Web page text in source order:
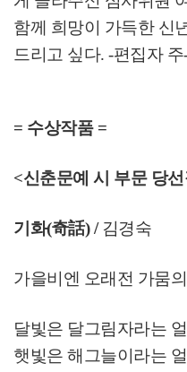
함께 희망이 가득한 신
드리고 싶다. -편집자 주
= 수상작품 =
<신춘문예 시 부문 당
기화(奇話) / 김경숙
가을비엔 오래전 가뭄
달빛은 달그림자라는
햇빛은 해그늘이라는